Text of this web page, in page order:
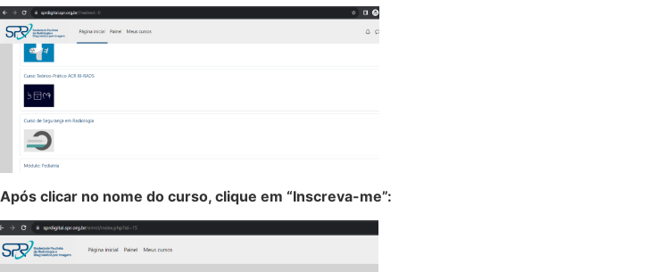
Após clicar no nome do curso, clique em “Inscreva-me”: